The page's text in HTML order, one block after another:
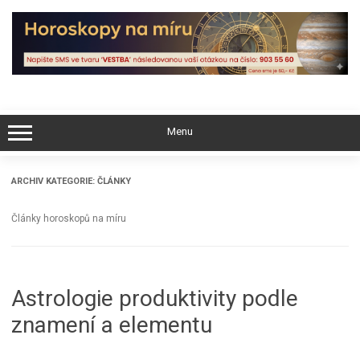
Skip
content
Menu
ARCHIV KATEGORIE: ČLÁNKY
Články horoskopů na míru
Astrologie produktivity podle
znamení a elementu